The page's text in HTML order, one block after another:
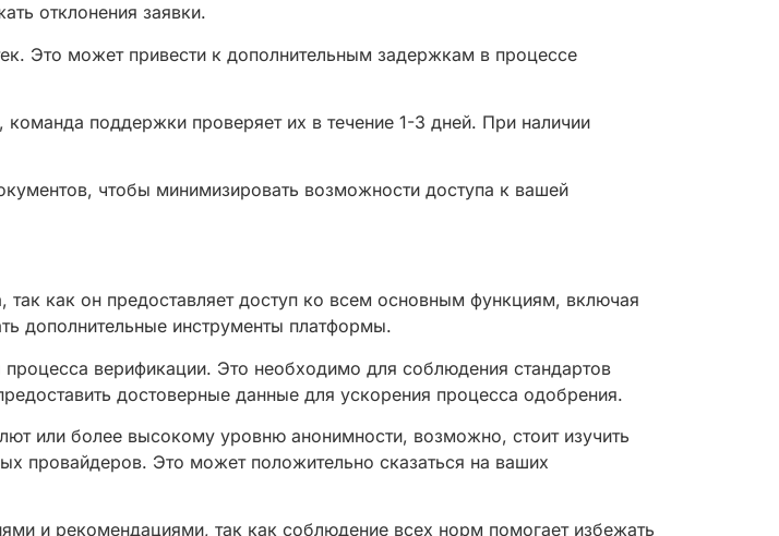
отклонения заявки.
Это может привести к дополнительным задержкам в процессе
поддержки проверяет их в течение 1-3 дней. При наличии
чтобы минимизировать возможности доступа к вашей
так как он предоставляет доступ ко всем основным функциям, включая
дополнительные инструменты платформы.
верификации. Это необходимо для соблюдения стандартов
достоверные данные для ускорения процесса одобрения.
или более высокому уровню анонимности, возможно, стоит изучить
провайдеров. Это может положительно сказаться на ваших
и рекомендациями, так как соблюдение всех норм помогает избежать